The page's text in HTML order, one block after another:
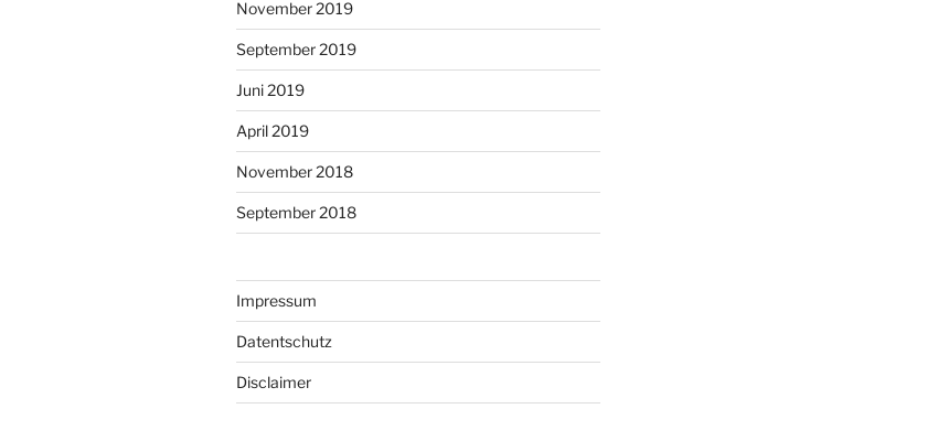
November 2019
September 2019
Juni 2019
April 2019
November 2018
September 2018
Impressum
Datentschutz
Disclaimer